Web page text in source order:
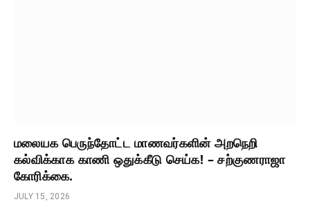
மலையக பெருந்தோட்ட மாணவர்களின் அறநெறி
கல்விக்காக காணி ஒதுக்கீடு செய்க! – சற்குணராஜா
கோரிக்கை.
JULY 15, 2026